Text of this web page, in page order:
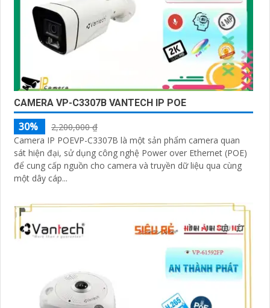
CAMERA VP-C3307B VANTECH IP POE
30%
2,200,000 ₫
Camera IP POEVP-C3307B là một sản phẩm camera quan
sát hiện đại, sử dụng công nghệ Power over Ethernet (POE)
để cung cấp nguồn cho camera và truyền dữ liệu qua cùng
một dây cáp...